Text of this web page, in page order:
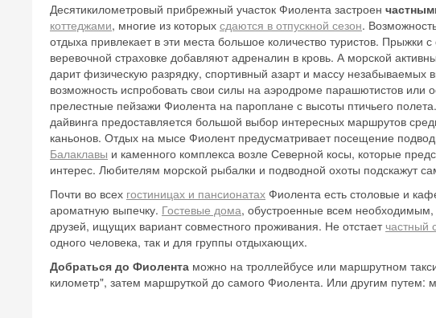
Десятикилометровый прибрежный участок Фиолента застроен
коттеджами, многие из которых сдаются в отпускной сезон.
отдыха привлекает в эти места большое количество туристов. Прыжки
веревочной страховке добавляют адреналин в кровь. А морской
дарит физическую разрядку, спортивный азарт и массу незабываемых
возможность испробовать свои силы на аэродроме парашютистов или
прелестные пейзажи Фиолента на пароплане с высоты птичьего
дайвинга предоставляется большой выбор интересных маршрутов
каньонов. Отдых на мысе Фиолент предусматривает посещение
Балаклавы и каменного комплекса возле Северной косы, которые
интерес. Любителям морской рыбалки и подводной охоты подскажут
Почти во всех гостиницах и пансионатах Фиолента есть столовые и
ароматную выпечку. Гостевые дома, обустроенные всем
друзей, ищущих вариант совместного проживания. Не отстает частный
одного человека, так и для группы отдыхающих.
Добраться до Фиолента можно на троллейбусе или маршрутном
километр", затем маршруткой до самого Фиолента. Или другим путем: